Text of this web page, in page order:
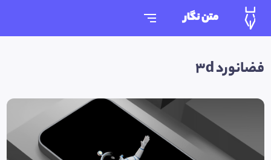
متن نگار
فضانورد 3d